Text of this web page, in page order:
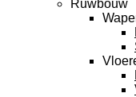
Ruwbouw